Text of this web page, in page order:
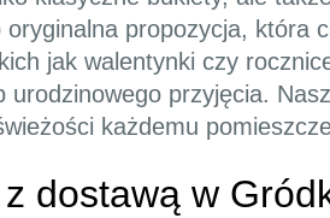
propozycja, która
jak walentynki czy
urodzinowego przyjęcia.
każdemu
dostawą w